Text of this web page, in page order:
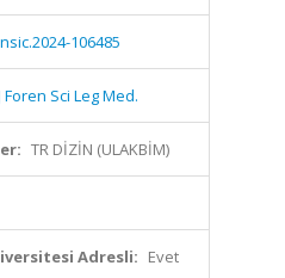
106485
Sci Leg Med.
TR DİZİN (ULAKBİM)
Adresli: Evet